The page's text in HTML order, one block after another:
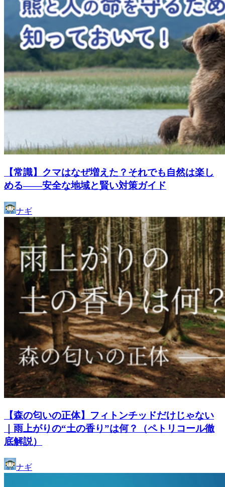
【常識】クマはなぜ増えた？それでも自然は楽し
める——安全な地域と賢い対策ガイド
ナギ
【森の匂いの正体】フィトンチッドだけじゃない
｜雨上がりの“土の香り”は何？（ペトリコール徹
底解説）
ナギ